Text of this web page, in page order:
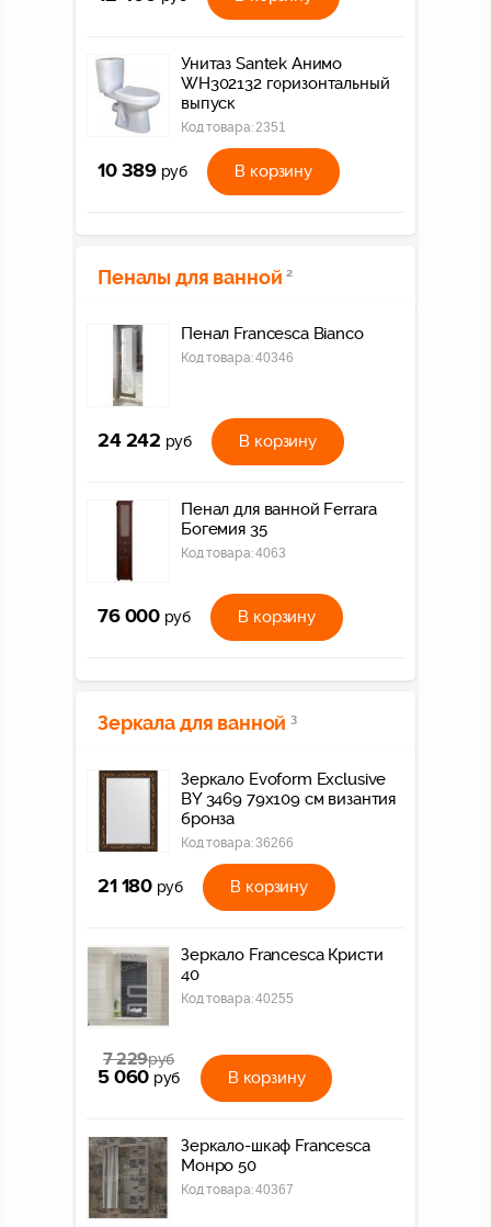
Унитаз Santek Анимо
WH302132 горизонтальный
выпуск
Код товара:2351
10 389 руб В корзину
Пеналы для ванной 2
Пенал Francesca Bianco
Код товара:40346
24 242 руб В корзину
Пенал для ванной Ferrara
Богемия 35
Код товара:4063
76 000 руб В корзину
Зеркала для ванной 3
Зеркало Evoform Exclusive
BY 3469 79x109 см византия
бронза
Код товара:36266
21 180 руб В корзину
Зеркало Francesca Кристи
40
Код товара:40255
7 229руб
5 060 руб В корзину
Зеркало-шкаф Francesca
Монро 50
Код товара:40367